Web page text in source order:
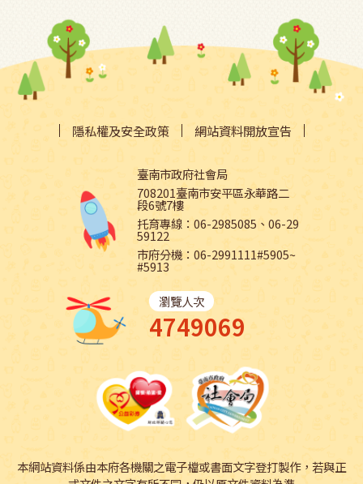
隱私權及安全政策 網站資料開放宣告
臺南市政府社會局
708201臺南市安平區永華路二
段6號7樓
托育專線：06-2985085、06-29
59122
市府分機：06-2991111#5905~
#5913
瀏覽人次
4749069
本網站資料係由本府各機關之電子檔或書面文字登打製作，若與正